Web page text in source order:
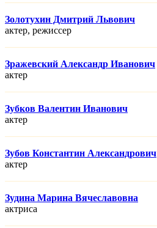
Золотухин Дмитрий Львович
актер, режисcер
Зражевский Александр Иванович
актер
Зубков Валентин Иванович
актер
Зубов Константин Александрович
актер
Зудина Марина Вячеславовна
актриса